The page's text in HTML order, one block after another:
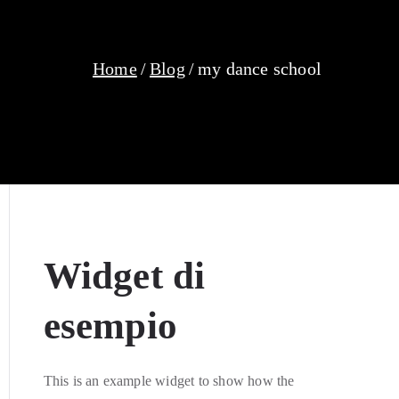
Home Blog my dance school
Widget di
esempio
This is an example widget to show how the